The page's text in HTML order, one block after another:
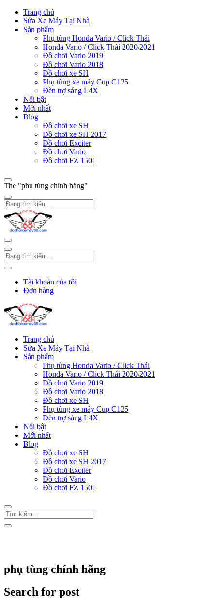
Trang chủ
Sửa Xe Máy Tại Nhà
Sản phẩm
Phụ tùng Honda Vario / Click Thái
Honda Vario / Click Thái 2020/2021
Đồ chơi Vario 2019
Đồ chơi Vario 2018
Đồ chơi xe SH
Phụ tùng xe máy Cup C125
Đèn trợ sáng L4X
Nổi bật
Mới nhất
Blog
Đồ chơi xe SH
Đồ chơi xe SH 2017
Đồ chơi Exciter
Đồ chơi Vario
Đồ chơi FZ 150i
Thẻ "phụ tùng chính hãng"
Tài khoản của tôi
Đơn hàng
Trang chủ
Sửa Xe Máy Tại Nhà
Sản phẩm
Phụ tùng Honda Vario / Click Thái
Honda Vario / Click Thái 2020/2021
Đồ chơi Vario 2019
Đồ chơi Vario 2018
Đồ chơi xe SH
Phụ tùng xe máy Cup C125
Đèn trợ sáng L4X
Nổi bật
Mới nhất
Blog
Đồ chơi xe SH
Đồ chơi xe SH 2017
Đồ chơi Exciter
Đồ chơi Vario
Đồ chơi FZ 150i
phụ tùng chính hãng
Search for post